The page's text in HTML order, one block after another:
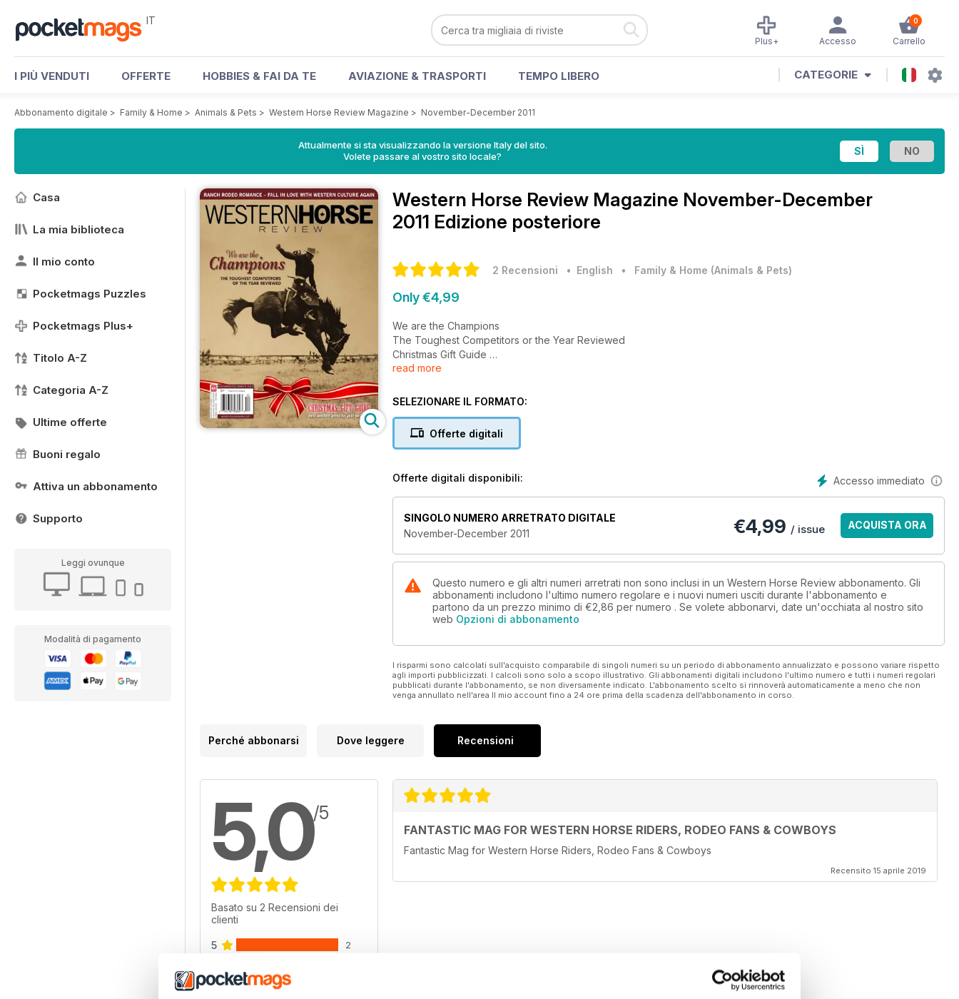
IT 0
Carrello
Accesso
Plus+
I PIÙ VENDUTI OFFERTE HOBBIES & FAI DA TE AVIAZIONE & TRASPORTI TEMPO LIBERO CATEGORIE
Abbonamento digitale > Family & Home > Animals & Pets > Western Horse Review Magazine > November-December 2011
Attualmente si sta visualizzando la versione Italy del sito.
Volete passare al vostro sito locale?
Casa
La mia biblioteca
Il mio conto
Pocketmags Puzzles
Pocketmags Plus+
Titolo A-Z
Categoria A-Z
Ultime offerte
Buoni regalo
Attiva un abbonamento
Supporto
Leggi ovunque
Modalità di pagamento
Western Horse Review Magazine November-December
2011 Edizione posteriore
2 Recensioni • English • Family & Home (Animals & Pets)
Only €4,99
We are the Champions
The Toughest Competitors or the Year Reviewed
Christmas Gift Guide
Best estern gems for your with list.
read more
SELEZIONARE IL FORMATO:
Offerte digitali
Accesso immediato
Offerte digitali disponibili:
SINGOLO NUMERO ARRETRATO DIGITALE
November-December 2011
€4,99 / issue ACQUISTA ORA
Questo numero e gli altri numeri arretrati non sono inclusi in un Western Horse Review abbonamento. Gli
abbonamenti includono l'ultimo numero regolare e i nuovi numeri usciti durante l'abbonamento e
partono da un prezzo minimo di €2,86 per numero . Se volete abbonarvi, date un'occhiata al nostro sito
web Opzioni di abbonamento
I risparmi sono calcolati sull'acquisto comparabile di singoli numeri su un periodo di abbonamento annualizzato e possono variare rispetto
agli importi pubblicizzati. I calcoli sono solo a scopo illustrativo. Gli abbonamenti digitali includono l'ultimo numero e tutti i numeri regolari
pubblicati durante l'abbonamento, se non diversamente indicato. L'abbonamento scelto si rinnoverà automaticamente a meno che non
venga annullato nell'area Il mio account fino a 24 ore prima della scadenza dell'abbonamento in corso.
Perché abbonarsi Dove leggere Recensioni
5,0/5
Basato su 2 Recensioni dei
clienti
5 2
FANTASTIC MAG FOR WESTERN HORSE RIDERS, RODEO FANS & COWBOYS
Fantastic Mag for Western Horse Riders, Rodeo Fans & Cowboys
Recensito 15 aprile 2019